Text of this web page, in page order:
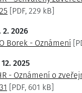
[PDF, 229 kB]
2. 2026
Borek - Oznámení
12. 2025
- Oznámení o
[PDF, 601 kB]